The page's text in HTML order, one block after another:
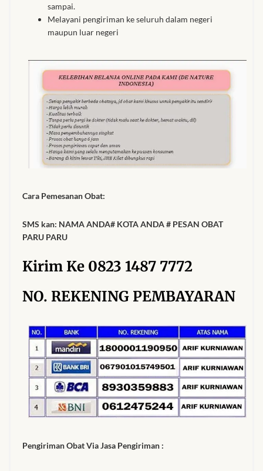
sampai.
Melayani pengiriman ke seluruh dalam negeri
maupun luar negeri
Cara Pemesanan Obat:
SMS kan: NAMA ANDA# KOTA ANDA # PESAN OBAT
PARU PARU
Kirim Ke 0823 1487 7772
NO. REKENING PEMBAYARAN
Pengiriman Obat Via Jasa Pengiriman :